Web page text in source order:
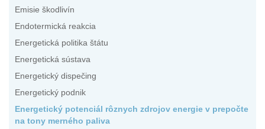
Emisie škodlivín
Endotermická reakcia
Energetická politika štátu
Energetická sústava
Energetický dispečing
Energetický podnik
Energetický potenciál rôznych zdrojov energie v prepočte
na tony merného paliva